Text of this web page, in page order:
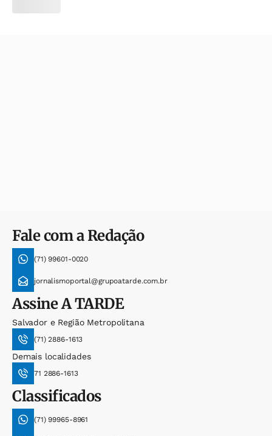
Fale com a Redação
(71) 99601-0020
jornalismoportal@grupoatarde.com.br
AssineA TARDE
Salvador e Região Metropolitana
(71) 2886-1613
Demais localidades
71 2886-1613
Classificados
(71) 99965-8961